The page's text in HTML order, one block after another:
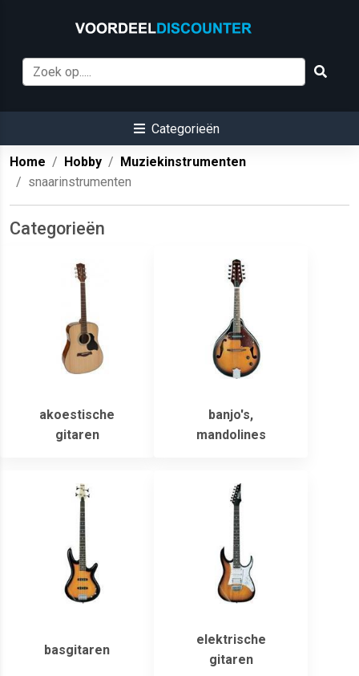
Categorieën
Home Hobby
Muziekinstrumenten
snaarinstrumenten
Categorieën
akoestische
gitaren
banjo's,
mandolines
basgitaren
elektrische
gitaren